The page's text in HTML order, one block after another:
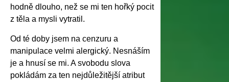
hodně dlouho, než se mi ten hořký pocit
z těla a mysli vytratil.
Od té doby jsem na cenzuru a
manipulace velmi alergický. Nesnáším
je a hnusí se mi. A svobodu slova
pokládám za ten nejdůležitější atribut